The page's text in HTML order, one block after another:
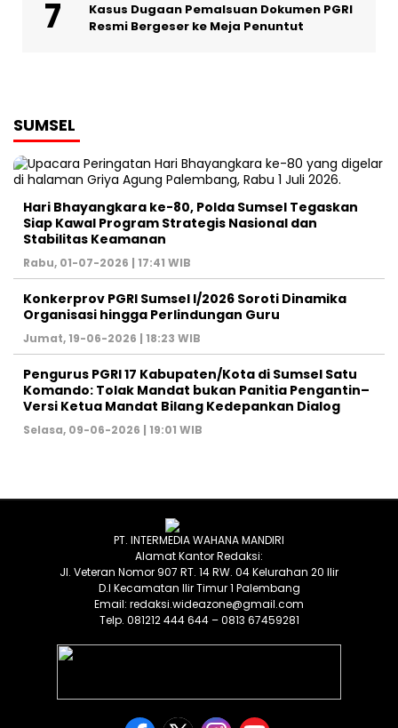
Kasus Dugaan Pemalsuan Dokumen PGRI
Resmi Bergeser ke Meja Penuntut
SUMSEL
Hari Bhayangkara ke-80, Polda Sumsel Tegaskan
Siap Kawal Program Strategis Nasional dan
Stabilitas Keamanan ‎
Rabu, 01-07-2026 | 17:41 WIB
Konkerprov PGRI Sumsel I/2026 Soroti Dinamika
Organisasi hingga Perlindungan Guru ‎
Jumat, 19-06-2026 | 18:23 WIB
Pengurus PGRI 17 Kabupaten/Kota di Sumsel Satu
Komando: Tolak Mandat bukan Panitia Pengantin–
Versi Ketua Mandat Bilang Kedepankan Dialog
Selasa, 09-06-2026 | 19:01 WIB
PT. INTERMEDIA WAHANA MANDIRI
Alamat Kantor Redaksi:
Jl. Veteran Nomor 907 RT. 14 RW. 04 Kelurahan 20 Ilir
D.I Kecamatan Ilir Timur 1 Palembang
Email: redaksi.wideazone@gmail.com
Telp. 081212 444 644 – 0813 67459281